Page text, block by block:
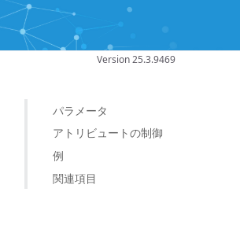
Version 25.3.9469
パラメータ
アトリビュートの制御
例
関連項目